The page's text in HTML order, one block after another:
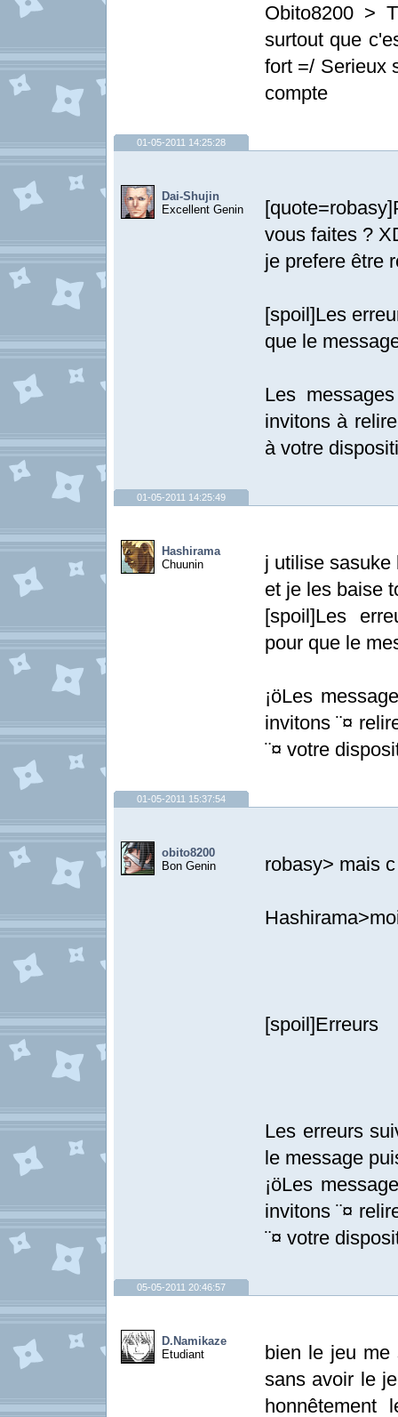
Obito8200 >
surtout que
fort =/ Serieux
compte
01-05-2011 14:25:28
Dai-Shujin
Excellent Genin
vous faites ?
je prefere être
[spoil]Les
que le
Les
invitons à
à votre
01-05-2011 14:25:49
Hashirama
Chuunin
j utilise sasuke
et je les baise
[spoil]Les
pour que le
¡öLes
invitons ¨¤
¨¤ votre
01-05-2011 15:37:54
obito8200
Bon Genin
robasy> mais
[spoil]Erreurs
Les erreurs
le message
¡öLes
invitons ¨¤
¨¤ votre
05-05-2011 20:46:57
D.Namikaze
Etudiant
bien le jeu me
sans avoir le
honnêtement